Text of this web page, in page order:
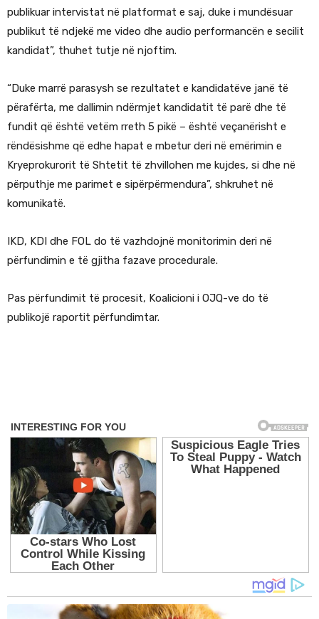
publikuar intervistat në platformat e saj, duke i mundësuar
publikut të ndjekë me video dhe audio performancën e secilit
kandidat”, thuhet tutje në njoftim.
“Duke marrë parasysh se rezultatet e kandidatëve janë të
përafërta, me dallimin ndërmjet kandidatit të parë dhe të
fundit që është vetëm rreth 5 pikë – është veçanërisht e
rëndësishme që edhe hapat e mbetur deri në emërimin e
Kryeprokurorit të Shtetit të zhvillohen me kujdes, si dhe në
përputhje me parimet e sipërpërmendura”, shkruhet në
komunikatë.
IKD, KDI dhe FOL do të vazhdojnë monitorimin deri në
përfundimin e të gjitha fazave procedurale.
Pas përfundimit të procesit, Koalicioni i OJQ-ve do të
publikojë raportit përfundimtar.